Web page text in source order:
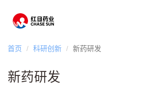
首页 科研创新 新药研发
新药研发